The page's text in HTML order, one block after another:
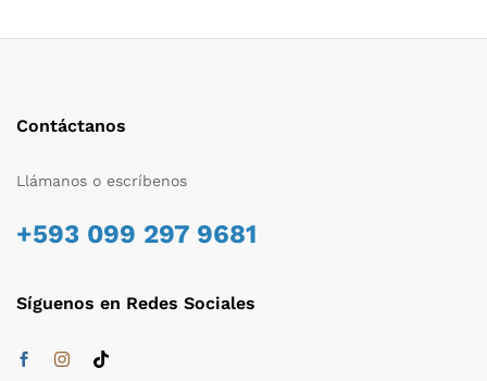
Contáctanos
Llámanos o escríbenos
+593 099 297 9681
Síguenos en Redes Sociales